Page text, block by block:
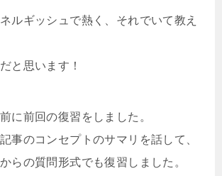
ルギッシュで熱く、それでいて教え
と思います！
に前回の復習をしました。
事のコンセプトのサマリを話して、
らの質問形式でも復習しました。